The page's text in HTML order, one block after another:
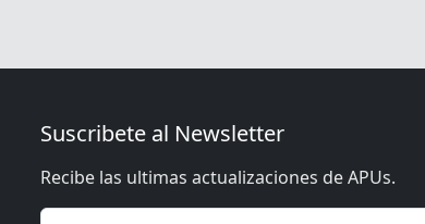
Suscribete al Newsletter
Recibe las ultimas actualizaciones de APUs.